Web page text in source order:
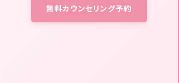
無料カウンセリング予約